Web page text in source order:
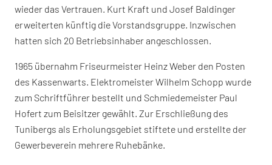
wieder das Vertrauen. Kurt Kraft und Josef Baldinger
erweiterten künftig die Vorstandsgruppe. Inzwischen
hatten sich 20 Betriebsinhaber angeschlossen.
1965 übernahm Friseurmeister Heinz Weber den Posten
des Kassenwarts. Elektromeister Wilhelm Schopp wurde
zum Schriftführer bestellt und Schmiedemeister Paul
Hofert zum Beisitzer gewählt. Zur Erschließung des
Tunibergs als Erholungsgebiet stiftete und erstellte der
Gewerbeverein mehrere Ruhebänke.